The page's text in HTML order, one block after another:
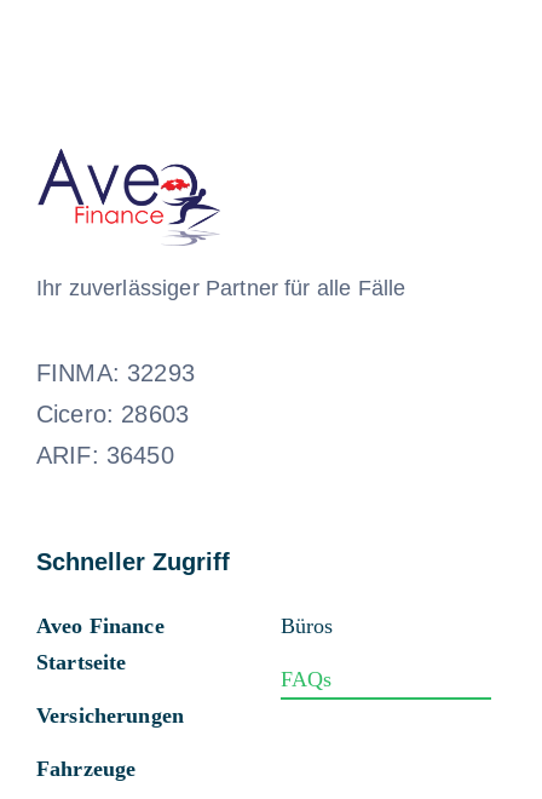
Ihr zuverlässiger Partner für alle Fälle
FINMA: 32293
Cicero: 28603
ARIF: 36450
Schneller Zugriff
Aveo Finance
Startseite
Versicherungen
Fahrzeuge
Büros
FAQs